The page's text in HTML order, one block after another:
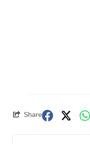
Share